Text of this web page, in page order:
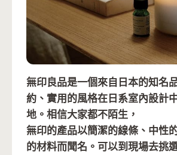
無印良品是一個來自日本的知名
約、實用的風格在日系室內設計
地。相信大家都不陌生，
無印的產品以簡潔的線條、中性
的材料而聞名。可以到現場去挑